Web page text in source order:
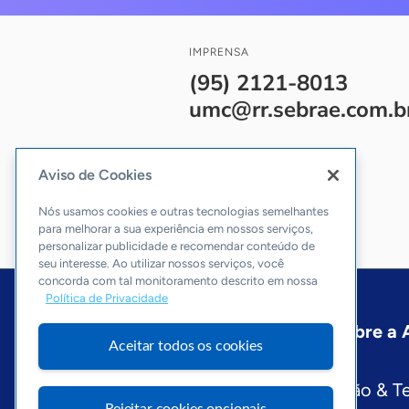
IMPRENSA
(95) 2121-8013
PodcastSobre a
Editorias
Economia & PolíticaInovação &
Aviso de Cookies
Nós usamos cookies e outras tecnologias semelhantes
para melhorar a sua experiência em nossos serviços,
personalizar publicidade e recomendar conteúdo de
seu interesse. Ao utilizar nossos serviços, você
concorda com tal monitoramento descrito em nossa
Política de Privacidade
Aceitar todos os cookies